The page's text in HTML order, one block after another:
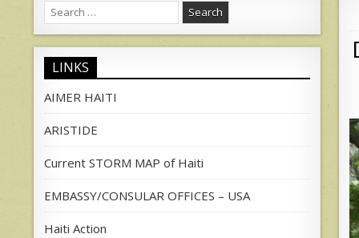
Search
for:
LINKS
AIMER HAITI
ARISTIDE
Current STORM MAP of Haiti
EMBASSY/CONSULAR OFFICES – USA
Haiti Action